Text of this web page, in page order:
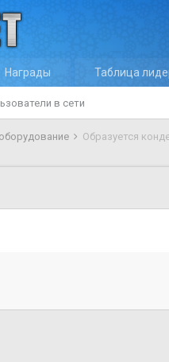
в сети
Награды Таблица
Образуется